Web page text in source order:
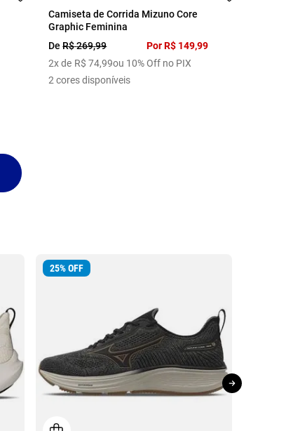
Camiseta de Corrida Mizuno Core
Graphic Feminina
DeR$269,99 PorR$ 149,99
2x de R$ 74,99ou 10% Off no PIX
2 cores disponíveis
25%OFF